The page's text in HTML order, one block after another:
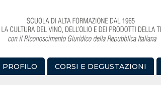
PROFILO CORSI E DEGUSTAZIONI